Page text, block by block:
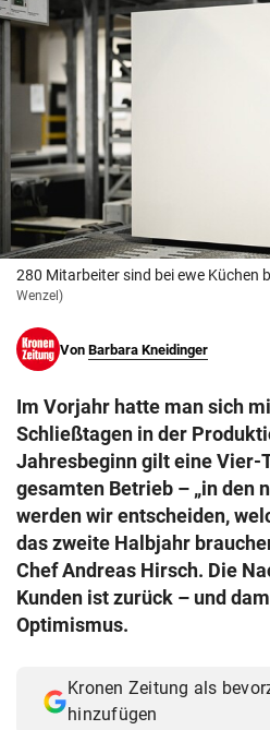
search
Suchbegriff
eingeben
© Krone Multimedia GmbH & Co
Muthgasse 2, 1190 Wien
280 Mitarbeiter sind bei ewe Küchen
Wenzel)
Von Barbara Kneidinger
Im Vorjahr hatte man sich
Schließtagen in der
Jahresbeginn gilt eine Vier-
gesamten Betrieb – „in den
werden wir entscheiden,
das zweite Halbjahr
Chef Andreas Hirsch. Die
Kunden ist zurück – und
Optimismus.
Kronen Zeitung als
hinzufügen